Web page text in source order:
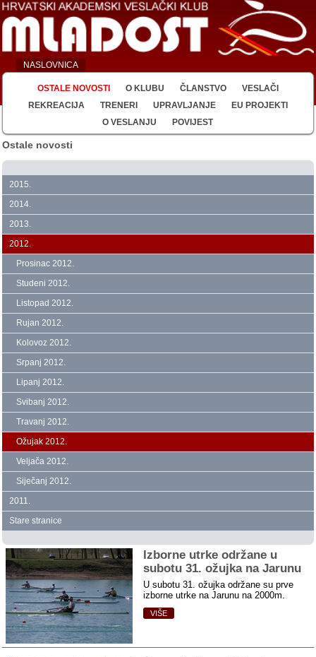
NASLOVNICA
OSTALE NOVOSTI O KLUBU ČLANSTVO
VESLAČI
REKREACIJA
TRENERI UPRAVLJANJE
EU PROJEKTI
O VESLANJU
POVIJEST
Ostale novosti
2015.
2014.
2013.
2012.
Prosinac 2012.
Studeni 2012.
Listopad 2012.
Rujan 2012.
Kolovoz 2012.
Srpanj 2012.
Lipanj 2012.
Svibanj 2012.
Travanj 2012.
Ožujak 2012.
Veljača 2012.
Siječanj 2012.
2011.
Stare stranice
Izborne utrke održane u
subotu 31. ožujka na Jarunu
U subotu 31. ožujka održane su prve
izborne utrke na Jarunu na 2000m.
VIŠE